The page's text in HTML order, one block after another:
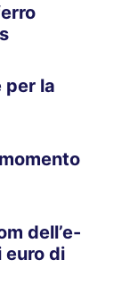
per la
dell’e-
euro di